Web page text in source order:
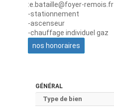
:e.bataille@foyer-remois.fr
-stationnement
-ascenseur
-chauffage individuel gaz
nos honoraires
GÉNÉRAL
Type de bien